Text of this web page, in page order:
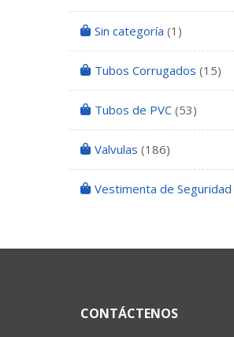
Sin categoría (1)
Tubos Corrugados (15)
Tubos de PVC (53)
Valvulas (186)
Vestimenta de Seguridad
CONTÁCTENOS